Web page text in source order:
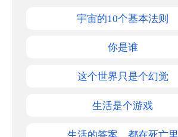
宇宙的10个基本法则
你是谁
这个世界只是个幻觉
生活是个游戏